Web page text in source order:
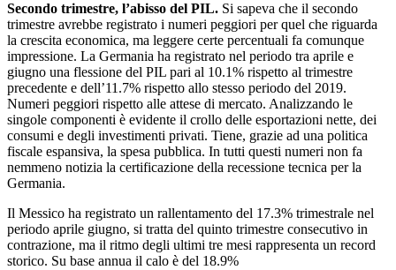
Secondo trimestre, l’abisso del PIL. Si sapeva che il secondo
trimestre avrebbe registrato i numeri peggiori per quel che riguarda
la crescita economica, ma leggere certe percentuali fa comunque
impressione. La Germania ha registrato nel periodo tra aprile e
giugno una flessione del PIL pari al 10.1% rispetto al trimestre
precedente e dell’11.7% rispetto allo stesso periodo del 2019.
Numeri peggiori rispetto alle attese di mercato. Analizzando le
singole componenti è evidente il crollo delle esportazioni nette, dei
consumi e degli investimenti privati. Tiene, grazie ad una politica
fiscale espansiva, la spesa pubblica. In tutti questi numeri non fa
nemmeno notizia la certificazione della recessione tecnica per la
Germania.
Il Messico ha registrato un rallentamento del 17.3% trimestrale nel
periodo aprile giugno, si tratta del quinto trimestre consecutivo in
contrazione, ma il ritmo degli ultimi tre mesi rappresenta un record
storico. Su base annua il calo è del 18.9%